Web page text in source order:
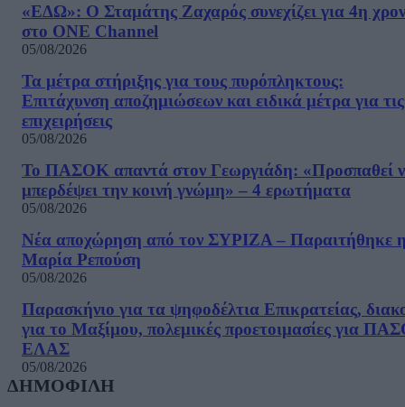
«ΕΔΩ»: Ο Σταμάτης Ζαχαρός συνεχίζει για 4η
στο ONE Channel
05/08/2026
Τα μέτρα στήριξης για τους πυρόπληκτους:
Επιτάχυνση αποζημιώσεων και ειδικά μέτρα για τις
επιχειρήσεις
05/08/2026
Το ΠΑΣΟΚ απαντά στον Γεωργιάδη: «Προσπαθεί
μπερδέψει την κοινή γνώμη» – 4 ερωτήματα
05/08/2026
Νέα αποχώρηση από τον ΣΥΡΙΖΑ – Παραιτήθηκε
Μαρία Ρεπούση
05/08/2026
Παρασκήνιο για τα ψηφοδέλτια Επικρατείας,
για το Μαξίμου, πολεμικές προετοιμασίες για
ΕΛΑΣ
05/08/2026
ΔΗΜΟΦΙΛΗ